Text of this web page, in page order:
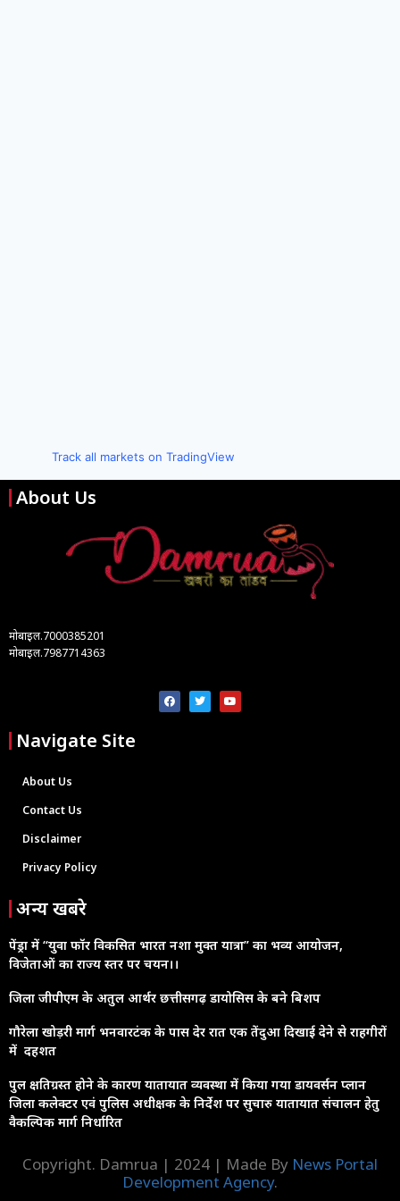
Track all markets on TradingView
About Us
मोबाइल.7000385201
मोबाइल.7987714363
Navigate Site
About Us
Contact Us
Disclaimer
Privacy Policy
अन्य खबरे
पेंड्रा में “युवा फॉर विकसित भारत नशा मुक्त यात्रा” का भव्य आयोजन,
विजेताओं का राज्य स्तर पर चयन।।
जिला जीपीएम के अतुल आर्थर छत्तीसगढ़ डायोसिस के बने बिशप
गौरेला खोड़री मार्ग भनवारटंक के पास देर रात एक तेंदुआ दिखाई देने से राहगीरों
में दहशत
पुल क्षतिग्रस्त होने के कारण यातायात व्यवस्था में किया गया डायवर्सन प्लान
जिला कलेक्टर एवं पुलिस अधीक्षक के निर्देश पर सुचारु यातायात संचालन हेतु
वैकल्पिक मार्ग निर्धारित
Copyright. Damrua | 2024 | Made By News Portal
Development Agency.